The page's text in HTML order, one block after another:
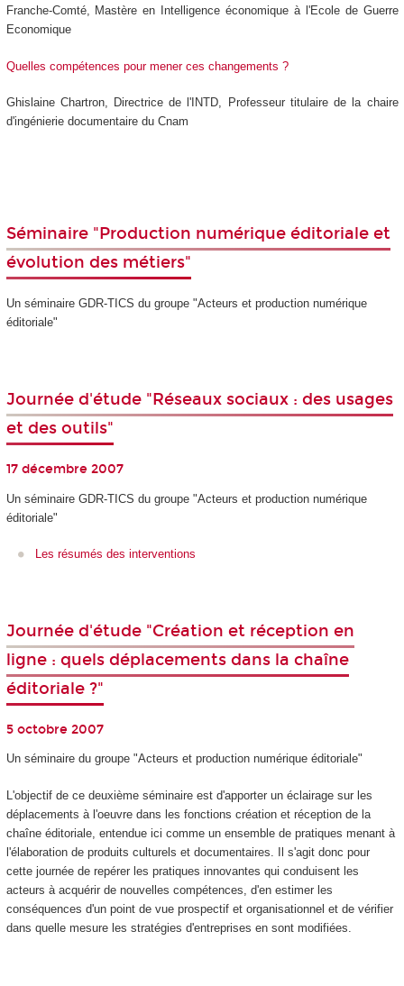
Franche-Comté, Mastère en Intelligence économique à l'Ecole de Guerre
Economique
Quelles compétences pour mener ces changements ?
Ghislaine Chartron, Directrice de l'INTD, Professeur titulaire de la chaire
d'ingénierie documentaire du Cnam
Séminaire "Production numérique éditoriale et
évolution des métiers"
Un séminaire GDR-TICS du groupe "Acteurs et production numérique
éditoriale"
Journée d'étude "Réseaux sociaux : des usages
et des outils"
17 décembre 2007
Un séminaire GDR-TICS du groupe "Acteurs et production numérique
éditoriale"
Les résumés des interventions
Journée d'étude "Création et réception en
ligne : quels déplacements dans la chaîne
éditoriale ?"
5 octobre 2007
Un séminaire du groupe "Acteurs et production numérique éditoriale"
L'objectif de ce deuxième séminaire est d'apporter un éclairage sur les
déplacements à l'oeuvre dans les fonctions création et réception de la
chaîne éditoriale, entendue ici comme un ensemble de pratiques menant à
l'élaboration de produits culturels et documentaires. Il s'agit donc pour
cette journée de repérer les pratiques innovantes qui conduisent les
acteurs à acquérir de nouvelles compétences, d'en estimer les
conséquences d'un point de vue prospectif et organisationnel et de vérifier
dans quelle mesure les stratégies d'entreprises en sont modifiées.